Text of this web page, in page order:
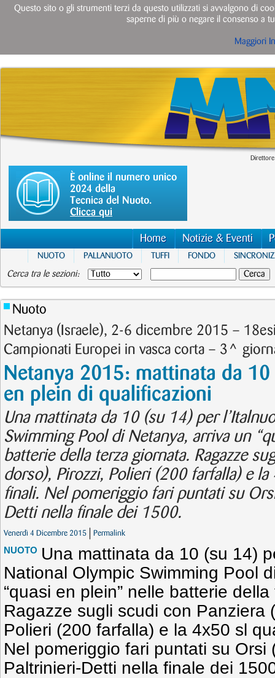
È online il numero unico
2024 della
Tecnica del Nuoto.
Clicca qui
Home Notizie & Eventi
NUOTO PALLANUOTO TUFFI FONDO
Cerca tra le sezioni:
Nuoto
Netanya (Israele), 2-6 dicembre 2015 –
Campionati Europei in vasca corta – 3^
Netanya 2015: mattinata da
en plein di qualificazioni
Una mattinata da 10 (su 14) per
Swimming Pool di Netanya, arriva un
batterie della terza giornata. Ragazze
dorso), Pirozzi, Polieri (200 farfalla) e
finali. Nel pomeriggio fari puntati su
Detti nella finale dei 1500.
Venerdì 4 Dicembre 2015 Permalink
NUOTO Una mattinata da 10 (su 14)
National Olympic Swimming Pool
“quasi en plein” nelle batterie
Ragazze sugli scudi con Panziera
Polieri (200 farfalla) e la 4x50 sl
Nel pomeriggio fari puntati su Orsi
Paltrinieri-Detti nella finale dei
Questo sito o gli strumenti terzi da questo utilizzati si avvalgono di
saperne di più o negare il consenso a
Maggiori